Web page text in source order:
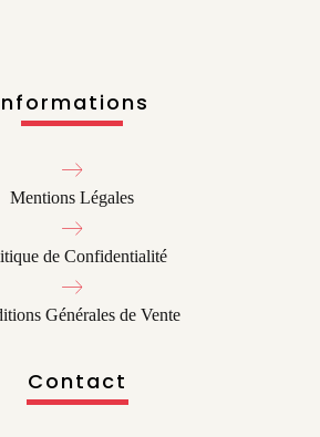
Mentions Légales
de Confidentialité
Générales de Vente
Contact